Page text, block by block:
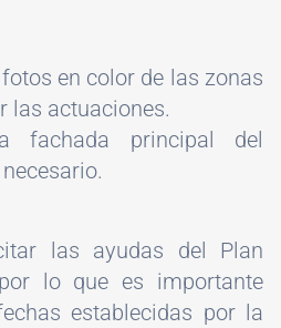
en color de las zonas
las actuaciones.
fachada principal del
las ayudas del Plan
lo que es importante
establecidas por la